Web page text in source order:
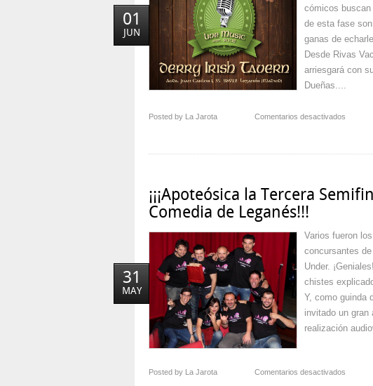
Comedia
de
01
JUN
cómicos
de esta fase
ganas de
Desde Rivas
arriesgará con
Dueñas....
Posted by La Jarota Comentarios desactivados
de
de
¡¡¡Apoteósica la Tercera
Comedia de Leganés!!!
31
MAY
Varios fueron
concursantes
Under.
chistes
Y, como guinda
invitado un gran
realización
Posted by La Jarota Comentarios desactivados